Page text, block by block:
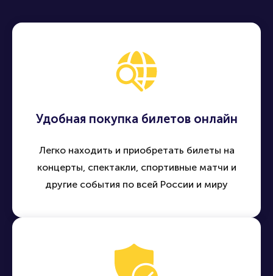
Удобная покупка билетов онлайн
Легко находить и приобретать билеты на
концерты, спектакли, спортивные матчи и
другие события по всей России и миру